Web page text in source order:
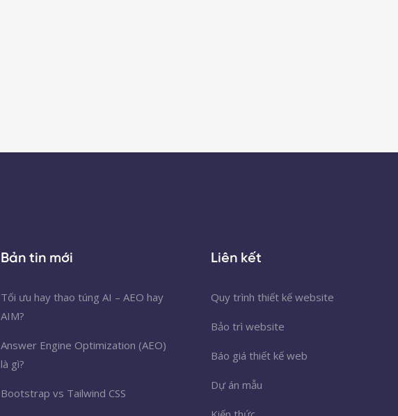
Bản tin mới
Tối ưu hay thao túng AI – AEO hay
AIM?
Answer Engine Optimization (AEO)
là gì?
Bootstrap vs Tailwind CSS
Liên kết
Quy trình thiết kế website
Bảo trì website
Báo giá thiết kế web
Dự án mẫu